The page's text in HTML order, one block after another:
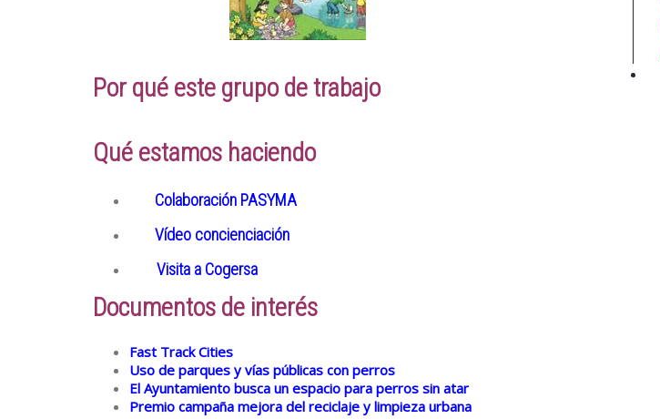
Por qué este grupo de trabajo
Qué estamos haciendo
Colaboración PASYMA
Vídeo concienciación
Visita a Cogersa
Documentos de interés
Fast Track Cities
Uso de parques y vías públicas con perros
El Ayuntamiento busca un espacio para perros sin atar
Premio campaña mejora del reciclaje y limpieza urbana